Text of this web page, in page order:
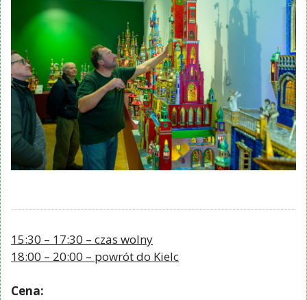
15:30 – 17:30 – czas wolny
18:00 – 20:00 – powrót do Kielc
Cena: